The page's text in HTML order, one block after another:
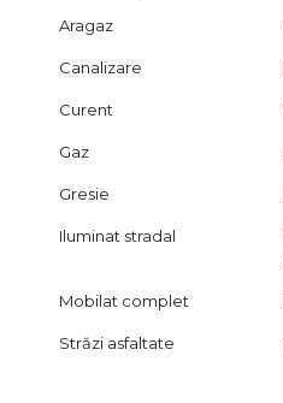
Aragaz
Canalizare
Curent
Gaz
Gresie
Iluminat stradal
Mobilat complet
Străzi asfaltate